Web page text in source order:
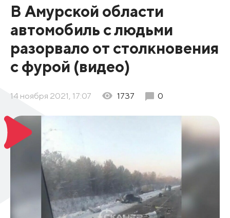
В Амурской области
автомобиль с людьми
разорвало от столкновения
с фурой (видео)
14 ноября 2021, 17:07 1737 0